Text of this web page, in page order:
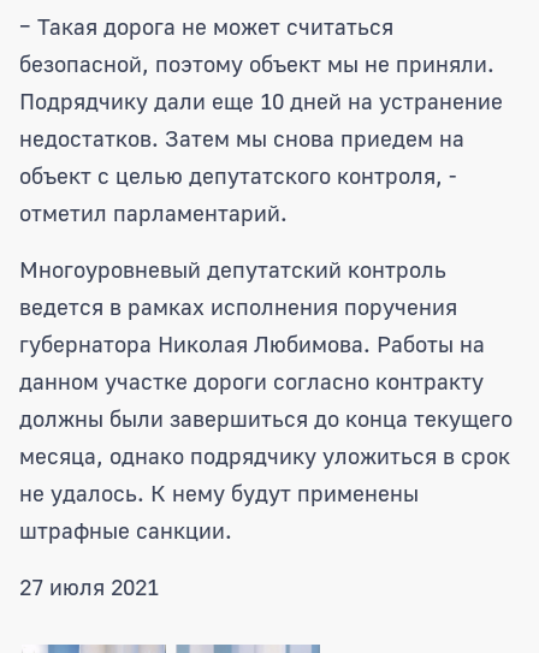
– Такая дорога не может считаться
безопасной, поэтому объект мы не приняли.
Подрядчику дали еще 10 дней на устранение
недостатков. Затем мы снова приедем на
объект с целью депутатского контроля, -
отметил парламентарий.
Многоуровневый депутатский контроль
ведется в рамках исполнения поручения
губернатора Николая Любимова. Работы на
данном участке дороги согласно контракту
должны были завершиться до конца текущего
месяца, однако подрядчику уложиться в срок
не удалось. К нему будут применены
штрафные санкции.
27 июля 2021